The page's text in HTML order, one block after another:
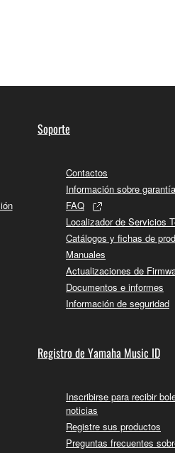
Soporte
Contactos
Información sobre garantía
FAQ
Localizador de Servicios
Catálogos y fichas de
Manuales
Actualizaciones de
Documentos e informes
Información de seguridad
Registro de Yamaha Music ID
Inscribirse para recibir
noticias
Registre sus productos
Preguntas frecuentes